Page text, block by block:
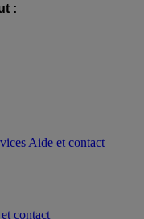
:
Aide et contact
contact